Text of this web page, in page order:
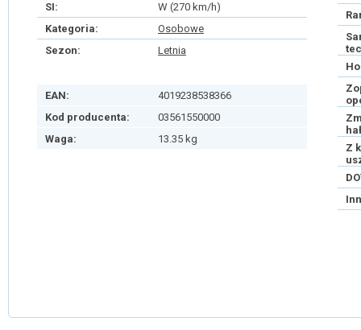
SI:
W (270 km/h)
Kategoria:
Osobowe
Sezon:
Letnia
EAN:
4019238538366
Kod producenta:
03561550000
Waga:
13.35 kg
Z